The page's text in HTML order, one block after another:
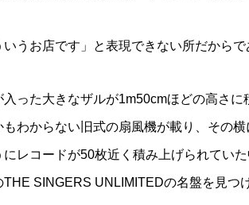
うお店です」と表現できない所だからで
った大きなザルが1m50cmほどの高さに
わからない旧式の扇風機が載り、その横
レコードが50枚近く積み上げられていた
SINGERS UNLIMITEDの名盤を見つ